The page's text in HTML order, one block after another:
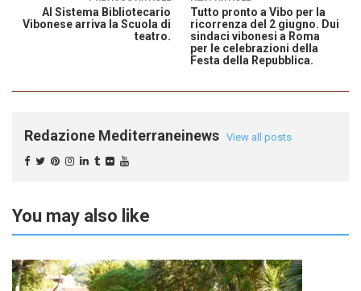
Al Sistema Bibliotecario
Vibonese arriva la Scuola di
teatro.
Tutto pronto a Vibo per la
ricorrenza del 2 giugno. Dui
sindaci vibonesi a Roma
per le celebrazioni della
Festa della Repubblica.
Redazione Mediterraneinews View all posts
You may also like